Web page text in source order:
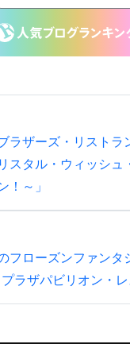
ラザーズ・リストラ
スタル・ウィッシュ
！～」
フローズンファンタ
ラザパビリオン・